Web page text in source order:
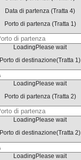
Data di partenza (Tratta 4)
Porto di partenza (Tratta 1)
Loading Please wait
Porto di destinazione(Tratta 1)
Loading Please wait
Porto di partenza (Tratta 2)
Loading Please wait
Porto di destinazione(Tratta 2)
Loading Please wait